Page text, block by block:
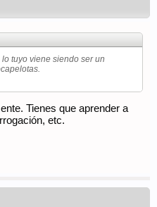
tuyo viene siendo ser un
Tienes que aprender a
etc.